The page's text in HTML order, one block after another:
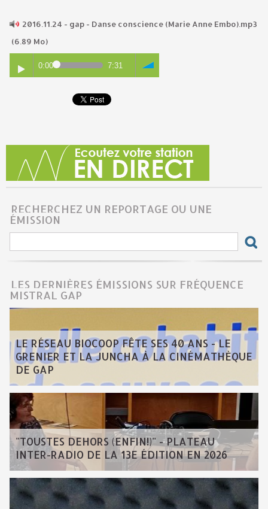
2016.11.24 - gap - Danse conscience (Marie Anne Embo).mp3
(6.89 Mo)
0:00 7:31
RECHERCHEZ UN REPORTAGE OU UNE
ÉMISSION
LES DERNIÈRES ÉMISSIONS SUR FRÉQUENCE
MISTRAL GAP
LE RÉSEAU BIOCOOP FÊTE SES 40 ANS - LE
GRENIER ET LA JUNCHA À LA CINÉMATHÈQUE
DE GAP
"TOUSTES DEHORS (ENFIN!)" - PLATEAU
INTER-RADIO DE LA 13E ÉDITION EN 2026